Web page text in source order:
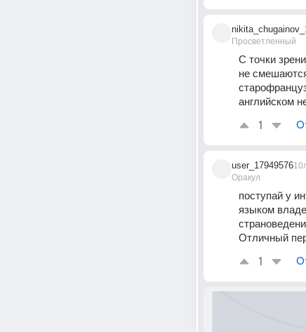
Просветленный
С точки
не
английском
1
user_17949576
Оракул
поступай у
языком
Отличный
1